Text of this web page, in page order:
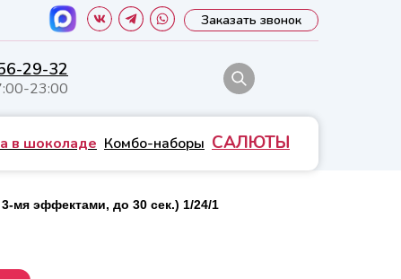
29-32
23:00
Заказать звонок
в шоколаде Комбо-наборы САЛЮТЫ
мя эффектами, до 30 сек.) 1/24/1